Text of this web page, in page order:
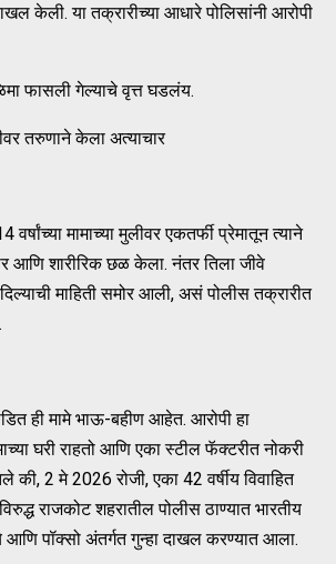
केली. या तक्रारीच्या आधारे पोलिसांनी आरोपी
फासली गेल्याचे वृत्त घडलंय.
तरुणाने केला अत्याचार
मामाच्या मुलीवर एकतर्फी प्रेमातून त्याने
आणि शारीरिक छळ केला. नंतर तिला जीवे
माहिती समोर आली, असं पोलीस तक्रारीत
ही मामे भाऊ-बहीण आहेत. आरोपी हा
घरी राहतो आणि एका स्टील फॅक्टरीत नोकरी
की, 2 मे 2026 रोजी, एका 42 वर्षीय विवाहित
राजकोट शहरातील पोलीस ठाण्यात भारतीय
पॉक्सो अंतर्गत गुन्हा दाखल करण्यात आला.